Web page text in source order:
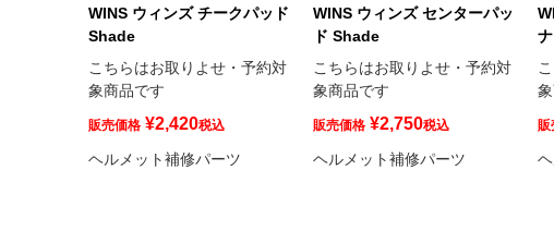
WINS ウィンズ チークパッド
Shade
こちらはお取りよせ・予約対
象商品です
販売価格 ¥2,420税込
ヘルメット補修パーツ
WINS ウィンズ センターパッ
ド Shade
こちらはお取りよせ・予約対
象商品です
販売価格 ¥2,750税込
ヘルメット補修パーツ
販